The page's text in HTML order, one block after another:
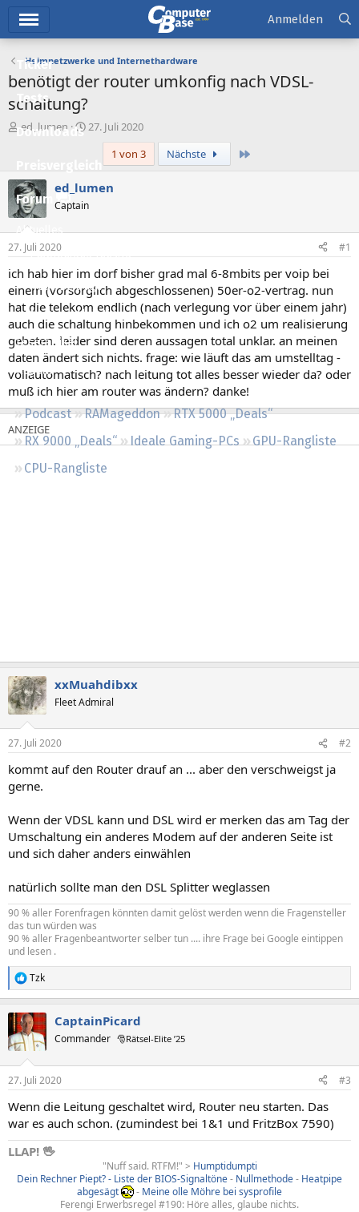
Ticker
Tests
Downloads
Forum
Aktuelles
Empfohlene Inhalte
Neue Beiträge
Neueste Aktivitäten
Leserartikel
Regeln
Podcast RAMageddon
RTX 5000 „Deals“
RX 9000 „Deals“
Ideale Gaming-PCs
GPU-Rangliste
CPU-Rangliste
Anmelden
Heimnetzwerke und Internethardware
benötigt der router umkonfig nach VDSL-
schaltung?
E
t
e
l
l
e
ed_lumen
E
t
e
l
m
27. Juli 2020
1 von 3
Nächste
ed_lumen
Captain
27. Juli 2020 #1
ich hab hier im dorf bisher grad mal 6-8mbits per voip bei
einem (vorsorglich abgeschlossenen) 50er-o2-vertrag. nun
hat die telekom endlich (nach verlegung vor über einem jahr)
auch die schaltung hinbekommen und ich o2 um realisierung
gebeten. leider sind deren aussagen total unklar. an meinen
daten ändert sich nichts. frage: wie läuft das am umstelltag -
vollautomatisch? nach leitung tot alles besser wieder da? oder
muß ich hier am router was ändern? danke!
xxMuahdibxx
Fleet Admiral
27. Juli 2020 #2
kommt auf den Router drauf an ... aber den verschweigst ja
gerne.
Wenn der VDSL kann und DSL wird er merken das am Tag der
Umschaltung ein anderes Modem auf der anderen Seite ist
und sich daher anders einwählen
natürlich sollte man den DSL Splitter weglassen
90 % aller Forenfragen könnten damit gelöst werden wenn die Fragensteller
das tun würden was
90 % aller Fragenbeantworter selber tun .... ihre Frage bei Google eintippen
und lesen .
R
e
k
t
i
e
:
Tzk
CaptainPicard
Commander 🎅Rätsel-Elite ’25
27. Juli 2020 #3
Wenn die Leitung geschaltet wird, Router neu starten. Das
war es auch schon. (zumindest bei 1&1 und FritzBox 7590)
LLAP! 🖖
"Nuff said. RTFM!" > Humptidumpti
Dein Rechner Piept? - Liste der BIOS-Signaltöne- Nullmethode- Heatpipe
abgesägt
- Meine olle Möhre bei sysprofile
Ferengi Erwerbsregel #190: Höre alles, glaube nichts.